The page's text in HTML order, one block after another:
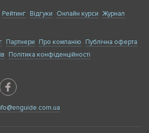
Рейтинг Відгуки Онлайн курси Журнал
Партнери Про компанію
Публічна оферта
Політика конфіденційності